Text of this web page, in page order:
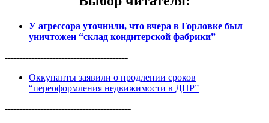
У агрессора уточнили, что вчера в Горловке был
уничтожен “склад кондитерской фабрики”
-----------------------------------------
Оккупанты заявили о продлении сроков
“переоформления недвижимости в ДНР”
------------------------------------------